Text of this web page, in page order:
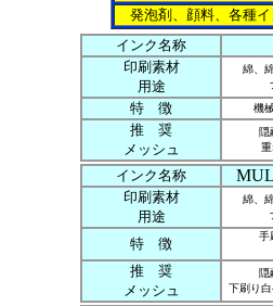
発泡剤、顔料、各種
インク名称
印刷素材
用途
綿、
特 徴 機
推 奨
メッシュ
隠
インク名称
印刷素材
用途
綿、
特 徴
手
推 奨
メッシュ
隠
下刷り